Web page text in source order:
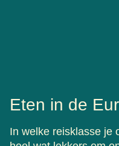
Eten in de
In welke reisklasse je